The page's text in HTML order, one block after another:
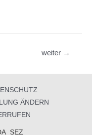
weiter →
ÄNDERN